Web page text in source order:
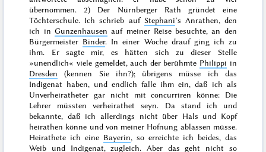
übernommen. 2) Der Nürnberger Rath gründet eine
Töchterschule. Ich schrieb auf Stephani’s Anrathen, den
ich in Gunzenhausen auf meiner Reise besuchte, an den
Bürgermeister Binder. In einer Woche drauf ging ich zu
ihm. Er sagte mir, es hätten sich zu dieser Stelle
»unendlich« viele gemeldet, auch der berühmte Philippi in
Dresden (kennen Sie ihn?); übrigens müsse ich das
Indigenat haben, und endlich falle ihm ein, daß ich als
Unverheiratheter gar nicht mit concurriren könne: Die
Lehrer müssten verheirathet seyn. Da stand ich und
bekannte, daß ich allerdings nicht über Hals und Kopf
heirathen könne und von meiner Hofnung ablassen müsse.
Heirathete ich eine Bayerin, so erreichte ich beides, das
Weib und Indigenat, zugleich. Aber das geht nicht so